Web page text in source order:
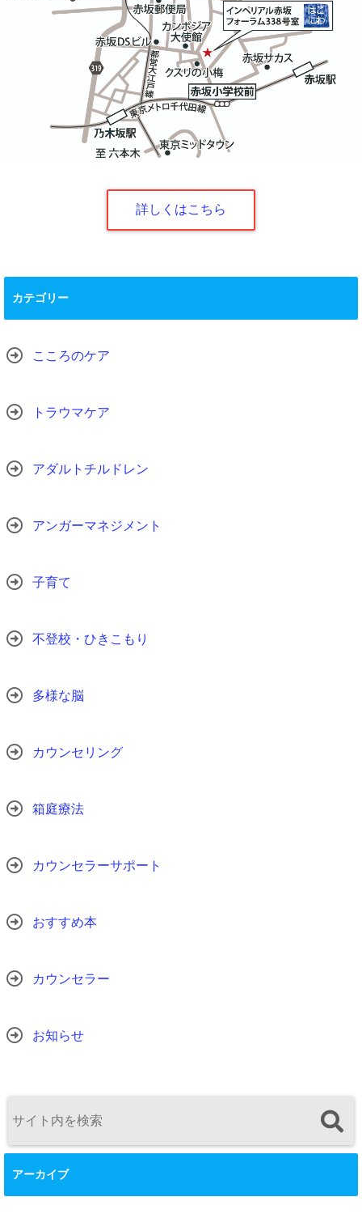
詳しくはこちら
カテゴリー
こころのケア
トラウマケア
アダルトチルドレン
アンガーマネジメント
子育て
不登校・ひきこもり
多様な脳
カウンセリング
箱庭療法
カウンセラーサポート
おすすめ本
カウンセラー
お知らせ
アーカイブ